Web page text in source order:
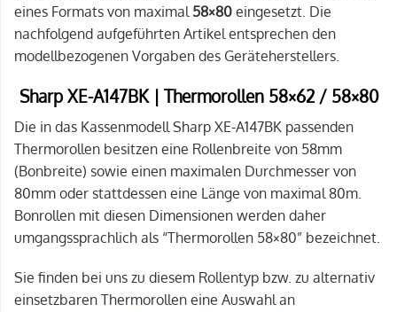
eines Formats von maximal 58×80 eingesetzt. Die
nachfolgend aufgeführten Artikel entsprechen den
modellbezogenen Vorgaben des Geräteherstellers.
Sharp XE-A147BK | Thermorollen 58×62 / 58×80
Die in das Kassenmodell Sharp XE-A147BK passenden
Thermorollen besitzen eine Rollenbreite von 58mm
(Bonbreite) sowie einen maximalen Durchmesser von
80mm oder stattdessen eine Länge von maximal 80m.
Bonrollen mit diesen Dimensionen werden daher
umgangssprachlich als “Thermorollen 58×80” bezeichnet.
Sie finden bei uns zu diesem Rollentyp bzw. zu alternativ
einsetzbaren Thermorollen eine Auswahl an